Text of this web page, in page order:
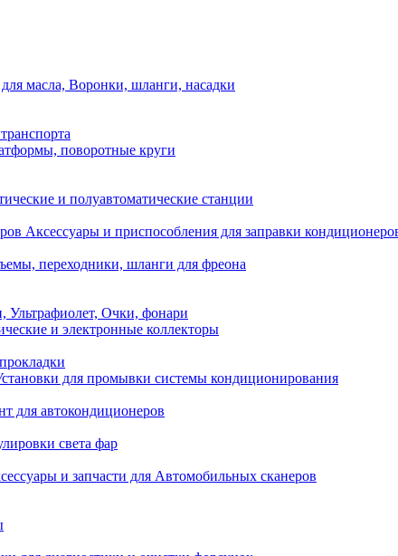
масла, Воронки, шланги, насадки
поворотные круги
и полуавтоматические станции
Аксессуары и приспособления для заправки
переходники, шланги для фреона
Ультрафиолет, Очки, фонари
и электронные коллекторы
для промывки системы кондиционирования
для автокондиционеров
света фар
и запчасти для Автомобильных сканеров